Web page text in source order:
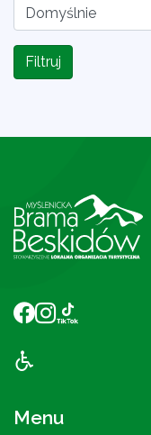
Filtruj
Menu